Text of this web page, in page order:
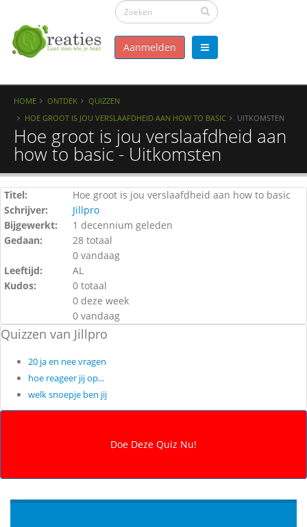
Aanmelden
HOME ONTDEK
QUIZZEN
HOE GROOT IS JOU VERSLAAFDHEID AAN HOW TO BASIC
UITKOMSTEN
Hoe groot is jou verslaafdheid aan
how to basic - Uitkomsten
Titel:
Hoe groot is jou verslaafdheid aan how to basic
Schrijver:
Jillpro
Bijgewerkt:
1 decennium geleden
Gedaan:
28 totaal
0 vandaag
Leeftijd:
AL
Kudos:
0 totaal
0 deze week
0 vandaag
Quizzen van Jillpro
20 ja en nee vragen
hoe reageer jij op...
welk snoepje ben jij